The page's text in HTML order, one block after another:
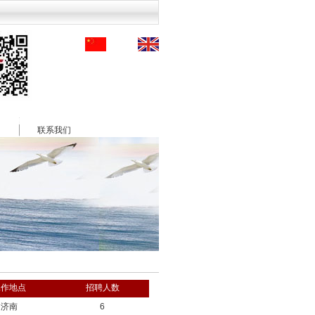
联系我们
地点
招聘人数
济南
6